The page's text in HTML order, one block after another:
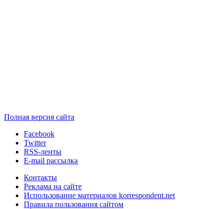
Полная версия сайта
Facebook
Twitter
RSS-ленты
E-mail рассылка
Контакты
Реклама на сайте
Использование материалов korrespondent.net
Правила пользования сайтом